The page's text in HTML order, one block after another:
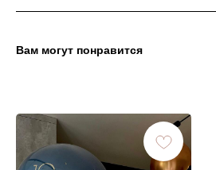
Вам могут понравится